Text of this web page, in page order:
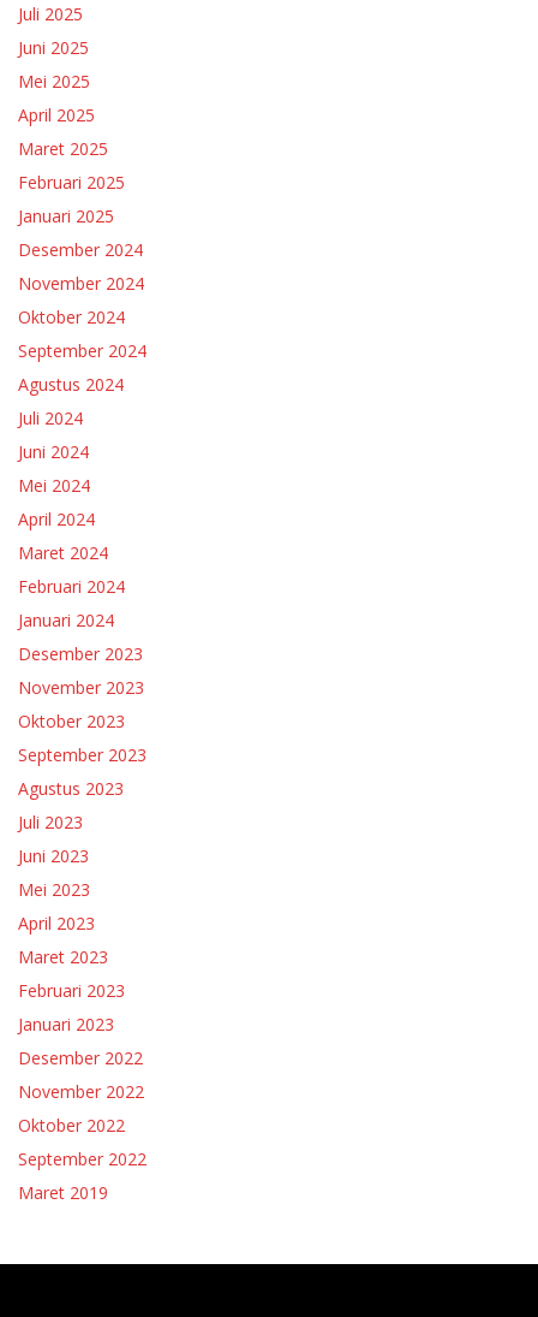
Juli 2025
Juni 2025
Mei 2025
April 2025
Maret 2025
Februari 2025
Januari 2025
Desember 2024
November 2024
Oktober 2024
September 2024
Agustus 2024
Juli 2024
Juni 2024
Mei 2024
April 2024
Maret 2024
Februari 2024
Januari 2024
Desember 2023
November 2023
Oktober 2023
September 2023
Agustus 2023
Juli 2023
Juni 2023
Mei 2023
April 2023
Maret 2023
Februari 2023
Januari 2023
Desember 2022
November 2022
Oktober 2022
September 2022
Maret 2019